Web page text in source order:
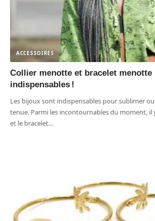
ACCESSOIRES
Collier menotte et bracelet menotte
indispensables !
Les bijoux sont indispensables pour sublimer
tenue. Parmi les incontournables du moment, il
et le bracelet…